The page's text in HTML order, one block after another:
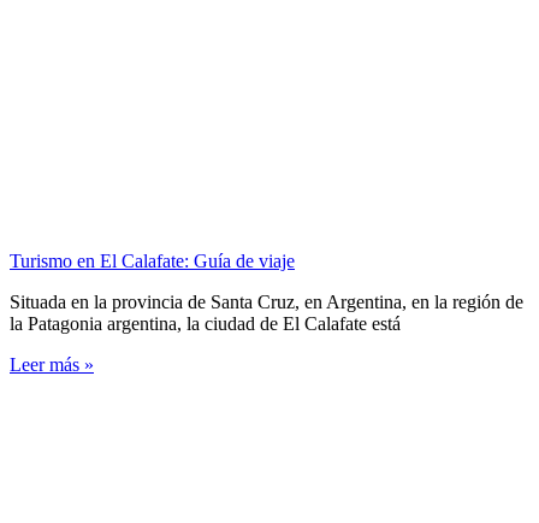
Turismo en El Calafate: Guía de viaje
Situada en la provincia de Santa Cruz, en Argentina, en la región de
la Patagonia argentina, la ciudad de El Calafate está
Leer más »